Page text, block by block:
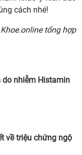
cách nhé!
Khoe.online tổng hợp
do nhiễm Histamin
về triệu chứng ngộ